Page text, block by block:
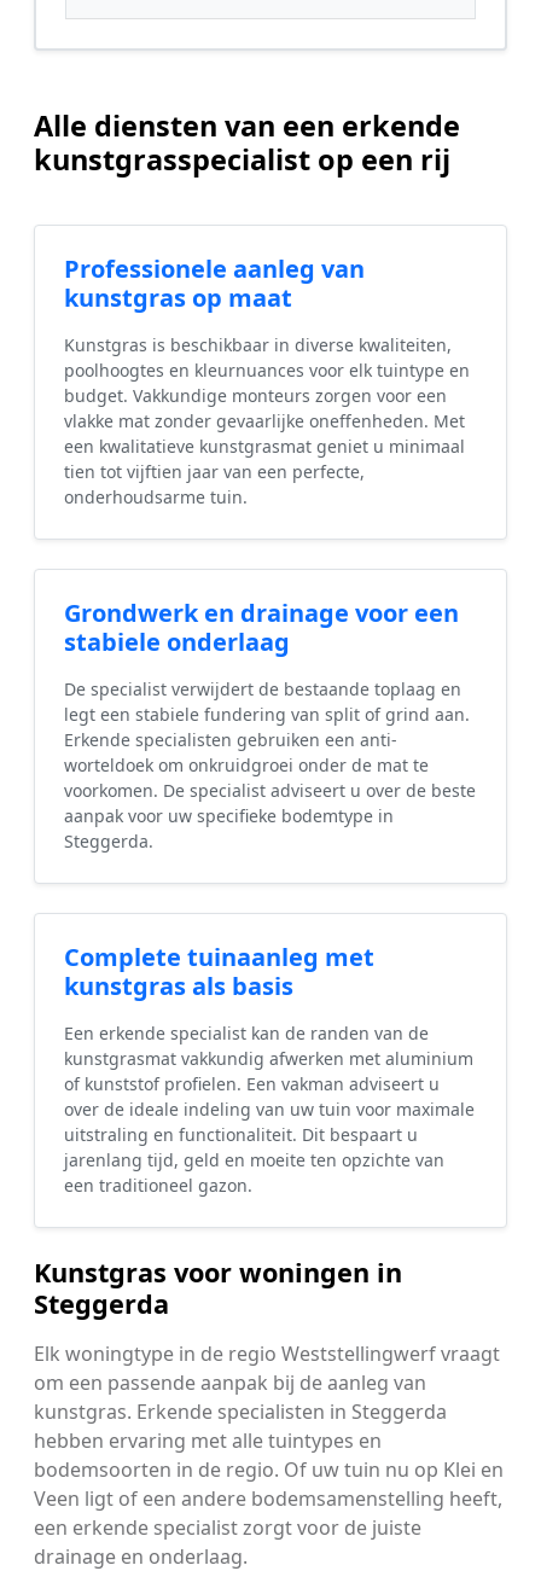
Alle diensten van een erkende
kunstgrasspecialist op een rij
Professionele aanleg van
kunstgras op maat
Kunstgras is beschikbaar in diverse kwaliteiten,
poolhoogtes en kleurnuances voor elk tuintype en
budget. Vakkundige monteurs zorgen voor een
vlakke mat zonder gevaarlijke oneffenheden. Met
een kwalitatieve kunstgrasmat geniet u minimaal
tien tot vijftien jaar van een perfecte,
onderhoudsarme tuin.
Grondwerk en drainage voor een
stabiele onderlaag
De specialist verwijdert de bestaande toplaag en
legt een stabiele fundering van split of grind aan.
Erkende specialisten gebruiken een anti-
worteldoek om onkruidgroei onder de mat te
voorkomen. De specialist adviseert u over de beste
aanpak voor uw specifieke bodemtype in
Steggerda.
Complete tuinaanleg met
kunstgras als basis
Een erkende specialist kan de randen van de
kunstgrasmat vakkundig afwerken met aluminium
of kunststof profielen. Een vakman adviseert u
over de ideale indeling van uw tuin voor maximale
uitstraling en functionaliteit. Dit bespaart u
jarenlang tijd, geld en moeite ten opzichte van
een traditioneel gazon.
Kunstgras voor woningen in
Steggerda
Elk woningtype in de regio Weststellingwerf vraagt
om een passende aanpak bij de aanleg van
kunstgras. Erkende specialisten in Steggerda
hebben ervaring met alle tuintypes en
bodemsoorten in de regio. Of uw tuin nu op Klei en
Veen ligt of een andere bodemsamenstelling heeft,
een erkende specialist zorgt voor de juiste
drainage en onderlaag.